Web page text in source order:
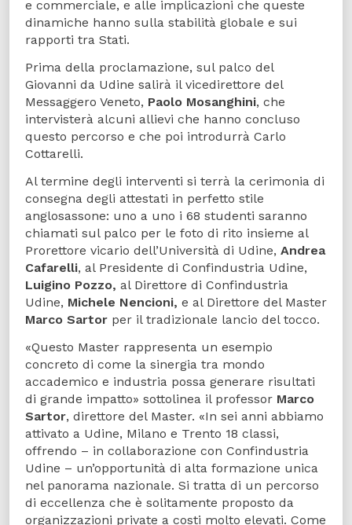
e commerciale, e alle implicazioni che queste
dinamiche hanno sulla stabilità globale e sui
rapporti tra Stati.
Prima della proclamazione, sul palco del
Giovanni da Udine salirà il vicedirettore del
Messaggero Veneto, Paolo Mosanghini, che
intervisterà alcuni allievi che hanno concluso
questo percorso e che poi introdurrà Carlo
Cottarelli.
Al termine degli interventi si terrà la cerimonia di
consegna degli attestati in perfetto stile
anglosassone: uno a uno i 68 studenti saranno
chiamati sul palco per le foto di rito insieme al
Prorettore vicario dell’Università di Udine, Andrea
Cafarelli, al Presidente di Confindustria Udine,
Luigino Pozzo, al Direttore di Confindustria
Udine, Michele Nencioni, e al Direttore del Master
Marco Sartor per il tradizionale lancio del tocco.
«Questo Master rappresenta un esempio
concreto di come la sinergia tra mondo
accademico e industria possa generare risultati
di grande impatto» sottolinea il professor Marco
Sartor, direttore del Master. «In sei anni abbiamo
attivato a Udine, Milano e Trento 18 classi,
offrendo – in collaborazione con Confindustria
Udine – un’opportunità di alta formazione unica
nel panorama nazionale. Si tratta di un percorso
di eccellenza che è solitamente proposto da
organizzazioni private a costi molto elevati. Come